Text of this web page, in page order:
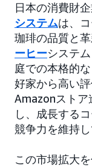
日本の消費財
システムは、
珈琲の品質と
ーヒーシステ
庭での本格的
好家から高い
Amazonストア
し、成長する
競争力を維持し
この市場拡大